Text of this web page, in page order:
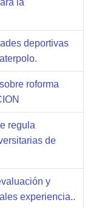
la
deportivas
roforma
regula
de
y
experiencia..